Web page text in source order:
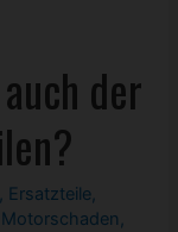
der
, Ersatzteile,
Motorschaden ,